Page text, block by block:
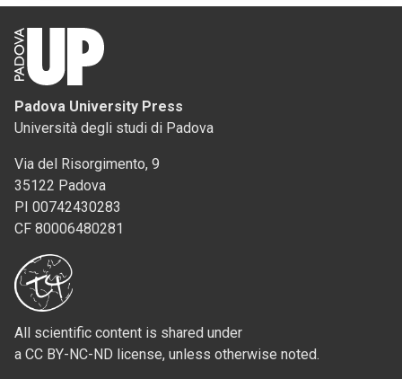
Padova University Press
Università degli studi di Padova
Via del Risorgimento, 9
35122 Padova
PI 00742430283
CF 80006480281
All scientific content is shared under
a CC BY-NC-ND license, unless otherwise noted.